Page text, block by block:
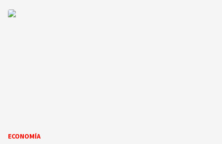
ECONOMÍA